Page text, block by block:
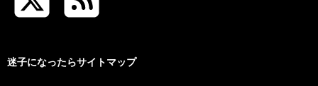
迷子になったらサイトマップ